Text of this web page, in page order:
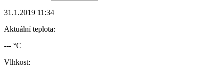
31.1.2019 11:34
Aktuální teplota:
--- °C
Vlhkost: